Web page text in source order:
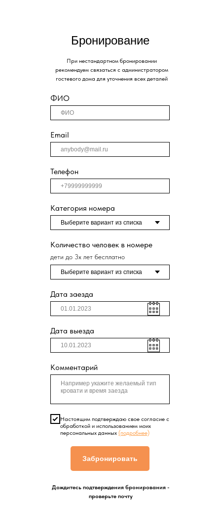
Бронирование
При нестандартном бронировании
рекомендуем связаться с администратором
гостевого дома для уточнения всех деталей
ФИО
Email
Телефон
Категория номера
Количество человек в номере
дети до 3х лет бесплатно
Дата заезда
Дата выезда
Комментарий
Настоящим подтверждаю свое согласие с
обработкой и использованием моих
персональных данных (подробнее)
Забронировать
Дождитесь подтверждения бронирования -
проверьте почту